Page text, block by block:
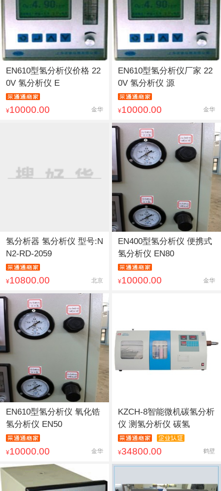
EN610型氢分析仪价格 22
0V 氢分析仪 E
¥10000.00 金华
EN610型氢分析仪厂家 22
0V 氢分析仪 源
¥10000.00 金华
氢分析器 氢分析仪 型号:N
N2-RD-2059
¥10800.00 北京
EN400型氢分析仪 便携式
氢分析仪 EN80
¥10000.00 金华
EN610型氢分析仪 氧化锆
氢分析仪 EN50
¥10000.00 金华
KZCH-8智能微机碳氢分析
仪 测氢分析仪 碳氢
¥34800.00 鹤壁